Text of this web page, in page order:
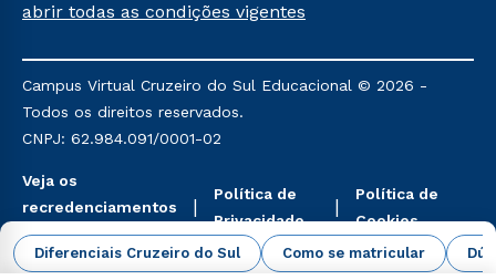
Diferenciais Cruzeiro do Sul Como se matricular
Já para as demais, a taxa de matrícula será de R$
mencionadas são referentes aos cursos: Ensino
Religioso, Geografia para a Docência e Metodologia
do Ensino de História: Questões Atuais.
abrir todas as condições vigentes
Campus Virtual Cruzeiro do Sul Educacional © 2026 -
Todos os direitos reservados.
CNPJ: 62.984.091/0001-02
Veja os
recredenciamentos
aqui
Política de
Privacidade
Política de
Cookies